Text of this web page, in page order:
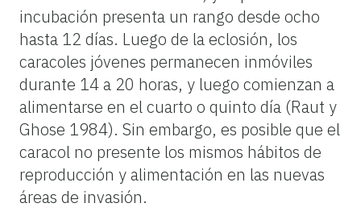
incubación presenta un rango desde ocho
hasta 12 días. Luego de la eclosión, los
caracoles jóvenes permanecen inmóviles
durante 14 a 20 horas, y luego comienzan a
alimentarse en el cuarto o quinto día (Raut y
Ghose 1984). Sin embargo, es posible que el
caracol no presente los mismos hábitos de
reproducción y alimentación en las nuevas
áreas de invasión.